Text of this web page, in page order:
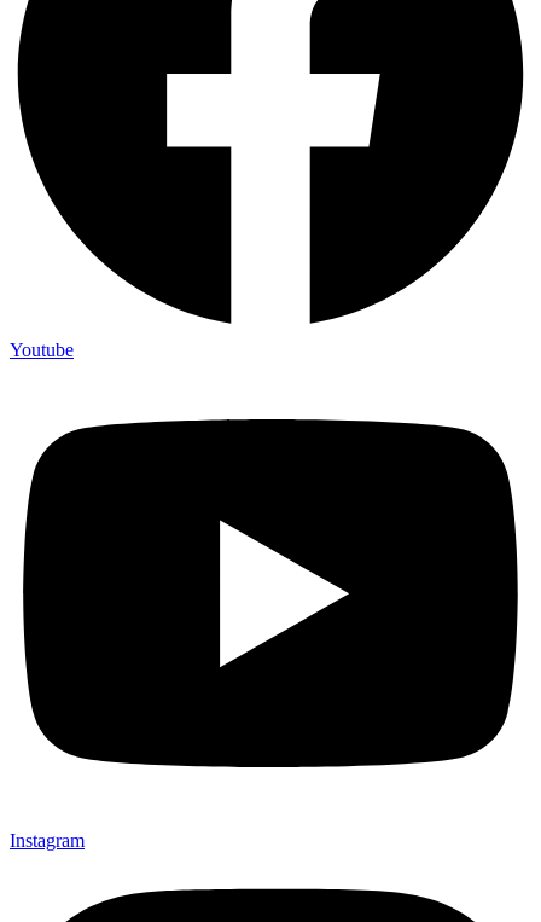
Youtube
Instagram